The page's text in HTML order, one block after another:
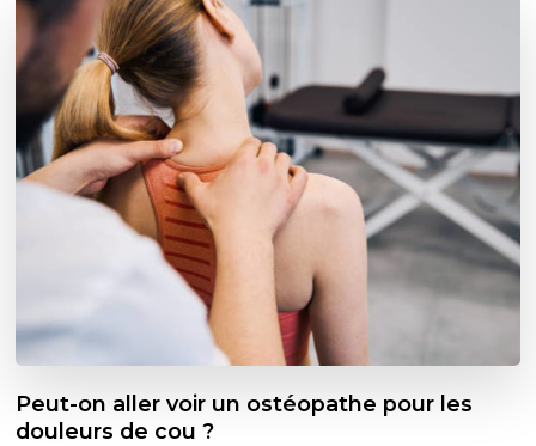
Peut-on aller voir un ostéopathe pour les
douleurs de cou ?